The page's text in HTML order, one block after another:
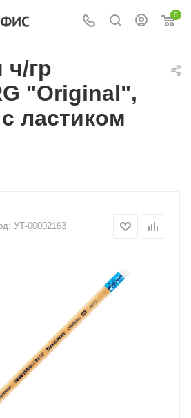
0
гр
"Original",
ластиком
УТ-00002163